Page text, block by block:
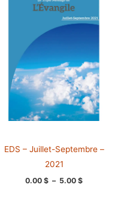
EDS – Juillet-Septembre –
2021
0.00 $ – 5.00 $
à